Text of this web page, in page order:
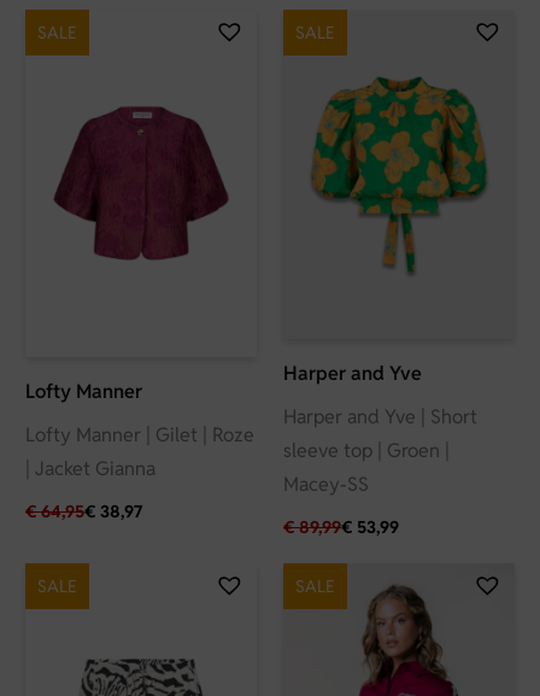
Lofty Manner
SALE
Lofty Manner | Gilet | Roze
| Jacket Gianna
€64,95€ 38,97
Harper and Yve
SALE
Harper and Yve | Short
sleeve top | Groen |
Macey-SS
€89,99€ 53,99
SALE SALE